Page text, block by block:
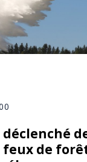
feux de